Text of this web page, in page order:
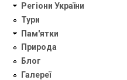
Регіони України
Тури
Пам'ятки
Природа
Блог
Галереї